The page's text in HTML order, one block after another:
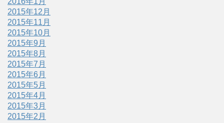
2015年12月
2015年11月
2015年10月
2015年9月
2015年8月
2015年7月
2015年6月
2015年5月
2015年4月
2015年3月
2015年2月